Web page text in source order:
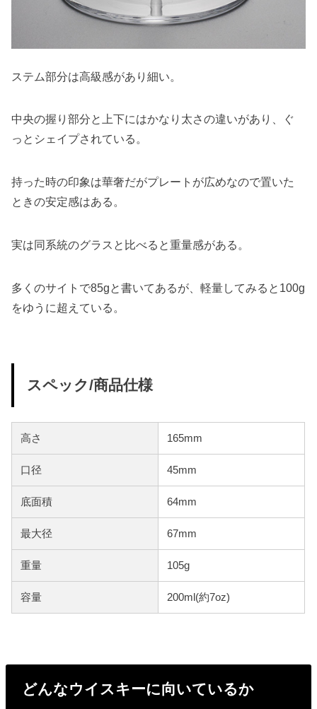
ステム部分は高級感があり細い。
中央の握り部分と上下にはかなり太さの違いがあり、ぐ
っとシェイプされている。
持った時の印象は華奢だがプレートが広めなので置いた
ときの安定感はある。
実は同系統のグラスと比べると重量感がある。
多くのサイトで85gと書いてあるが、軽量してみると100g
をゆうに超えている。
スペック/商品仕様
高さ 165mm
口径 45mm
底面積 64mm
最大径 67mm
重量 105g
容量 200ml(約7oz)
どんなウイスキーに向いているか